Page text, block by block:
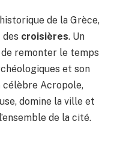
de la Grèce,
croisières. Un
remonter le temps
et son
célèbre Acropole,
domine la ville et
de la cité.